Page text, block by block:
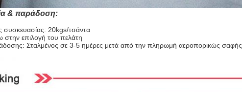
& παράδοση:
συσκευασίας: 20kgs/τσάντα
στην επιλογή του πελάτη
Σταλμένος σε 3-5 ημέρες μετά από την πληρωμή αεροπορικώς σαφής.